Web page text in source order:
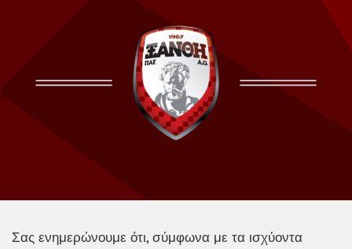
Σας ενημερώνουμε ότι, σύμφωνα με τα ισχύοντα